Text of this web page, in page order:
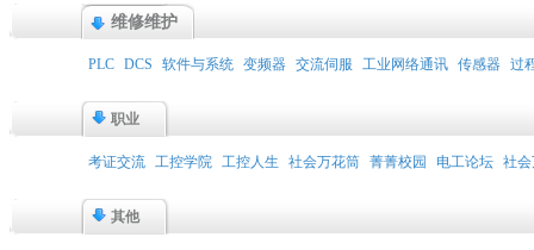
维修维护
PLC DCS 软件与系统 变频器 交流伺服 工业网络通讯 传感器 过
职业
考证交流 工控学院 工控人生 社会万花筒 菁菁校园 电工论坛 社
其他